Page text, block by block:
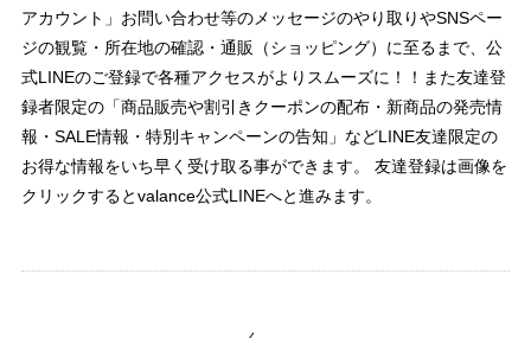
アカウント」お問い合わせ等のメッセージのやり取りやSNSペー
ジの観覧・所在地の確認・通販（ショッピング）に至るまで、公
式LINEのご登録で各種アクセスがよりスムーズに！！また友達登
録者限定の「商品販売や割引きクーポンの配布・新商品の発売情
報・SALE情報・特別キャンペーンの告知」などLINE友達限定の
お得な情報をいち早く受け取る事ができます。 友達登録は画像を
クリックするとvalance公式LINEへと進みます。